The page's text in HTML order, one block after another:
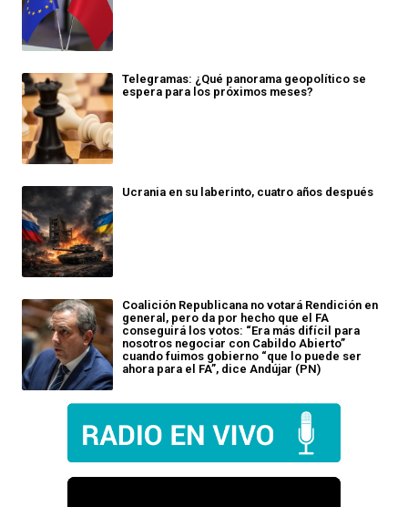
Telegramas: ¿Qué panorama geopolítico se
espera para los próximos meses?
Ucrania en su laberinto, cuatro años después
Coalición Republicana no votará Rendición en
general, pero da por hecho que el FA
conseguirá los votos: “Era más difícil para
nosotros negociar con Cabildo Abierto”
cuando fuimos gobierno “que lo puede ser
ahora para el FA”, dice Andújar (PN)